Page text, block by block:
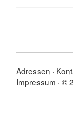
Adressen
Impressum ©